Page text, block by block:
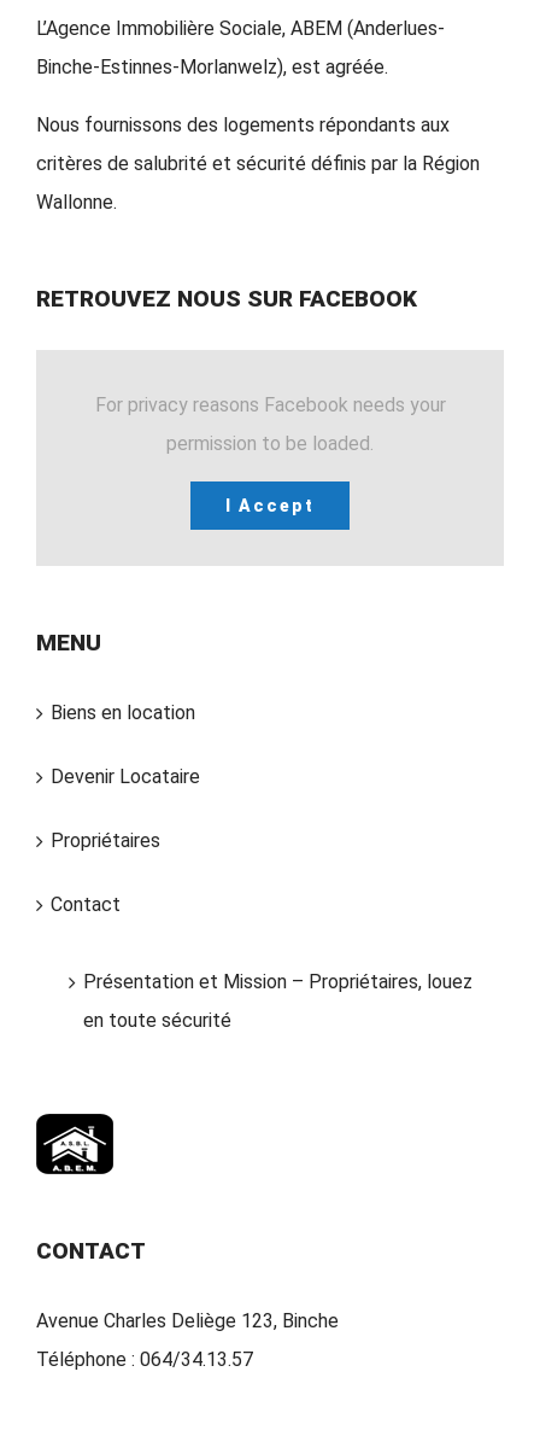
L’Agence Immobilière Sociale, ABEM (Anderlues-
Binche-Estinnes-Morlanwelz), est agréée.
Nous fournissons des logements répondants aux
critères de salubrité et sécurité définis par la Région
Wallonne.
RETROUVEZ NOUS SUR FACEBOOK
For privacy reasons Facebook needs your
permission to be loaded.
I Accept
MENU
Biens en location
Devenir Locataire
Propriétaires
Contact
Présentation et Mission – Propriétaires, louez
en toute sécurité
CONTACT
Avenue Charles Deliège 123, Binche
Téléphone : 064/34.13.57